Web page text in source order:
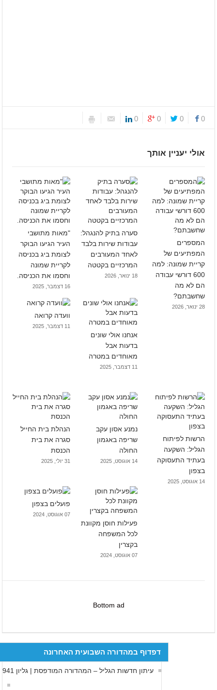
0
0
0
0
אולי יעניין אותך
המספרים
המפתיעים של
קריית שמונה: למה
600 דורשי עבודה
הם לא מה
שחשבתם?
28 ינואר, 2026
סערה בתיק להנגהל:
עבודות שירות בלבד
לאחד המעורבים
המרכזיים בקטטה
18 ינואר, 2026
"מאות מתושבי
העיר הגיעו הבוקר
לצומת ביג בכניסה
לקריית שמונה
וחסמו את הכניסה.
16 דצמבר, 2025
אנחנו אולי שונים
בדעות אבל
מאוחדים במטרה
11 דצמבר, 2025
וועדה קרואה
11 דצמבר, 2025
הרשות לפיתוח
הגליל: השקעה
בעתיד התעסוקה
בצפון
14 אוגוסט, 2025
נמנע אסון עקב
שריפה באגמון
החולה
14 אוגוסט, 2025
הנהלת בית החייל
סגרה את בית
הכנסת
31 יולי, 2025
פעילות חוסן מקוונת
לכל המשפחה
בקצרין
07 אוגוסט, 2024
פועלים בצפון
07 אוגוסט, 2024
Bottom ad
דפדוף במהדורה השבועית האחרונה
עיתון חדשות הגליל – המהדורה המודפסת | גליון 941